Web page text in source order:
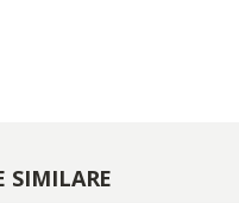
SIMILARE